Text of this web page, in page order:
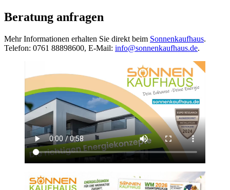
Beratung anfragen
Mehr Informationen erhalten Sie direkt beim Sonnenkaufhaus.
Telefon: 0761 88898600, E-Mail: info@sonnenkaufhaus.de.